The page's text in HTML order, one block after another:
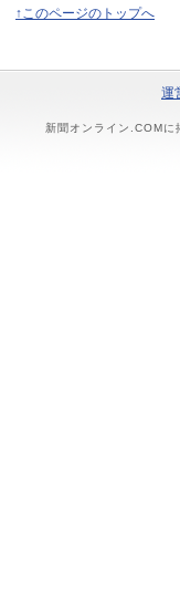
↑このページのトップへ
運
新聞オンライン.COMに